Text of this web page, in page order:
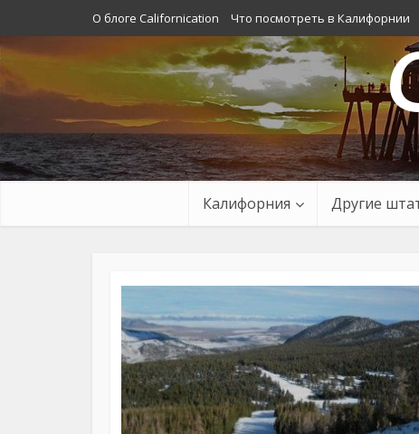
О блоге Californication Что посмотреть в Калифорнии
Калифорния Другие